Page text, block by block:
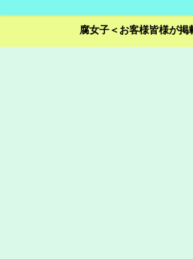
腐女子＜お客様皆様が